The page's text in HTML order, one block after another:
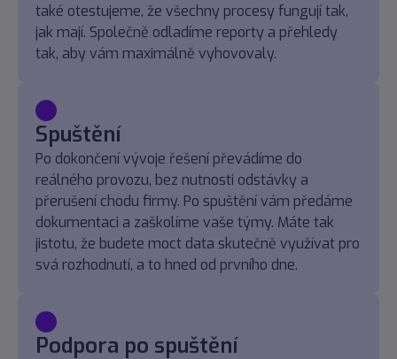
také otestujeme, že všechny procesy fungují tak,
jak mají. Společně odladíme reporty a přehledy
tak, aby vám maximálně vyhovovaly.
Spuštění
Po dokončení vývoje řešení převádíme do
reálného provozu, bez nutnosti odstávky a
přerušení chodu firmy. Po spuštění vám předáme
dokumentaci a zaškolíme vaše týmy. Máte tak
jistotu, že budete moct data skutečně využívat pro
svá rozhodnutí, a to hned od prvního dne.
Podpora po spuštění